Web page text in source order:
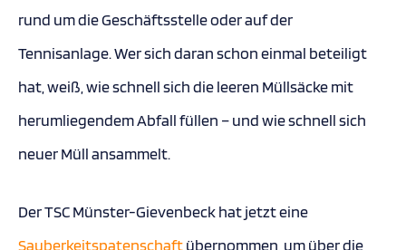
rund um die Geschäftsstelle oder auf der
Tennisanlage. Wer sich daran schon einmal beteiligt
hat, weiß, wie schnell sich die leeren Müllsäcke mit
herumliegendem Abfall füllen – und wie schnell sich
neuer Müll ansammelt.
Der TSC Münster-Gievenbeck hat jetzt eine
Sauberkeitspatenschaftübernommen, um über die